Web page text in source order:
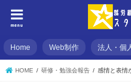
menu
Home Web制作 法人・個
HOME 研修・勉強会報告 感情と表情